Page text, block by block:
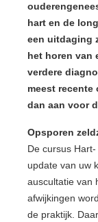
hart en de
een uitdaging
het horen van
verdere
meest
dan aan voor
Opsporen
De cursus
update van uw
auscultatie van
afwijkingen
de praktijk.